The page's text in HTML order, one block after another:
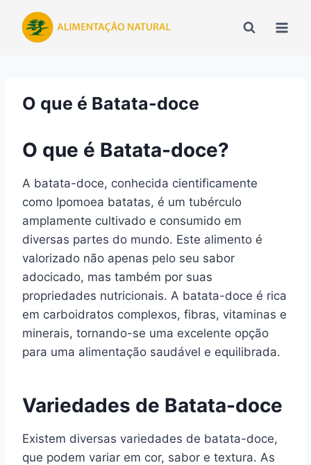
para
O que é Batata-doce
O que é Batata-doce?
A batata-doce, conhecida cientificamente
como Ipomoea batatas, é um tubérculo
amplamente cultivado e consumido em
diversas partes do mundo. Este alimento é
valorizado não apenas pelo seu sabor
adocicado, mas também por suas
propriedades nutricionais. A batata-doce é rica
em carboidratos complexos, fibras, vitaminas e
minerais, tornando-se uma excelente opção
para uma alimentação saudável e equilibrada.
Variedades de Batata-doce
Existem diversas variedades de batata-doce,
que podem variar em cor, sabor e textura. As